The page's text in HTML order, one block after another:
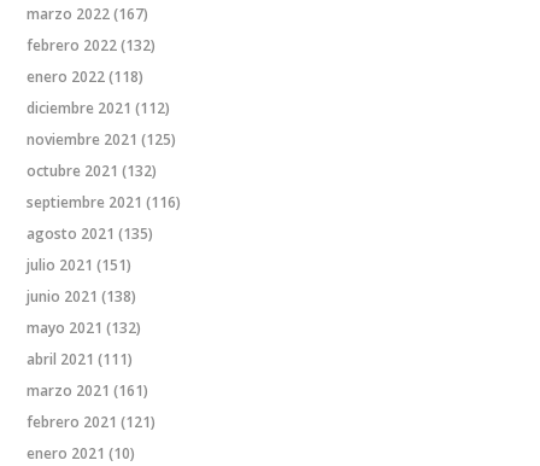
marzo 2022(167)
febrero 2022(132)
enero 2022(118)
diciembre 2021 (112)
noviembre 2021 (125)
octubre 2021 (132)
septiembre 2021 (116)
agosto 2021 (135)
julio 2021 (151)
junio 2021 (138)
mayo 2021 (132)
abril 2021 (111)
marzo 2021 (161)
febrero 2021 (121)
enero 2021 (10)